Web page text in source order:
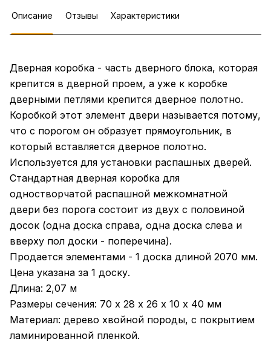
Описание Отзывы Характеристики
Дверная коробка - часть дверного блока, которая
крепится в дверной проем, а уже к коробке
дверными петлями крепится дверное полотно.
Коробкой этот элемент двери называется потому,
что с порогом он образует прямоугольник, в
который вставляется дверное полотно.
Используется для установки распашных дверей.
Стандартная дверная коробка для
одностворчатой распашной межкомнатной
двери без порога состоит из двух с половиной
досок (одна доска справа, одна доска слева и
вверху пол доски - поперечина).
Продается элементами - 1 доска длиной 2070 мм.
Цена указана за 1 доску.
Длина: 2,07 м
Размеры сечения: 70 х 28 х 26 х 10 х 40 мм
Материал: дерево хвойной породы, с покрытием
ламинированной пленкой.